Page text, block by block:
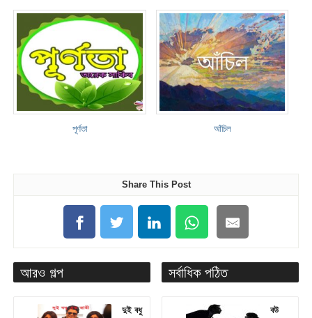
পূর্ণতা আঁচিল
Share This Post
আরও গল্প
দুই বধু
সর্বাধিক পঠিত
বউ